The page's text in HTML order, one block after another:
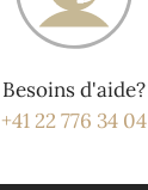
Besoins d'aide?
+41 22 776 34 04